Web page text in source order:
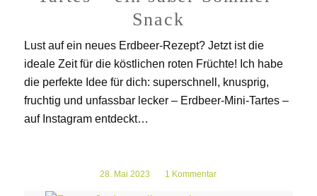
Snack
Lust auf ein neues Erdbeer-Rezept? Jetzt ist die
ideale Zeit für die köstlichen roten Früchte! Ich habe
die perfekte Idee für dich: superschnell, knusprig,
fruchtig und unfassbar lecker – Erdbeer-Mini-Tartes –
auf Instagram entdeckt…
28. Mai 2023 1 Kommentar